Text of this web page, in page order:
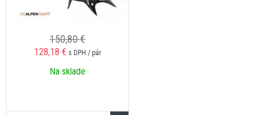
150,80 €
128,18 € s DPH / pár
Na sklade